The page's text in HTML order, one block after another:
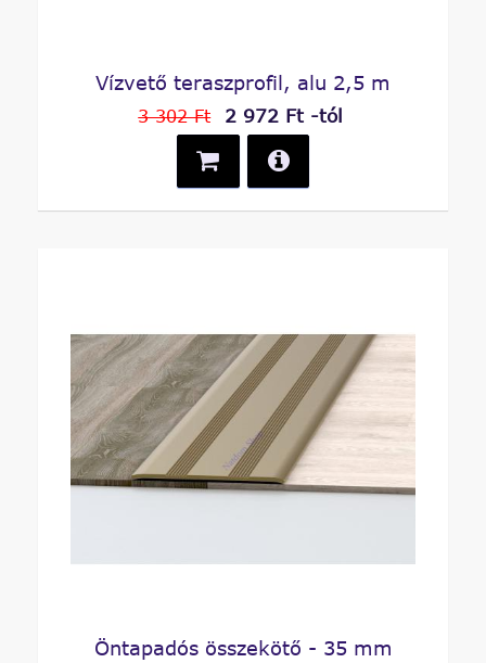
Vízvető teraszprofil, alu 2,5 m
3 302 Ft 2 972 Ft -tól
Öntapadós összekötő - 35 mm